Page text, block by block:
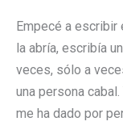
Empecé a escribir
la abría, escribía
veces, sólo a
una persona
me ha dado por